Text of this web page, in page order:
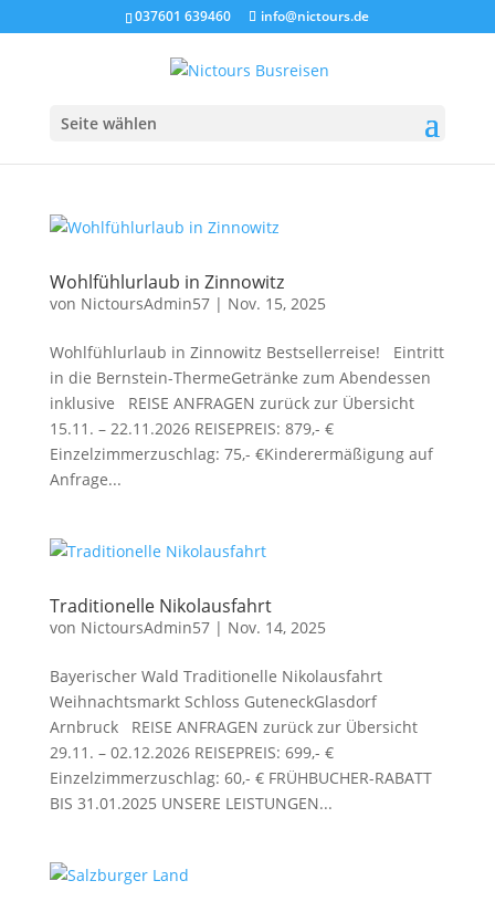
037601 639460 info@nictours.de
Seite wählen
Wohlfühlurlaub in Zinnowitz
von NictoursAdmin57| Nov. 15, 2025
Wohlfühlurlaub in Zinnowitz Bestsellerreise! Eintritt
in die Bernstein-ThermeGetränke zum Abendessen
inklusive REISE ANFRAGEN zurück zur Übersicht
15.11. – 22.11.2026 REISEPREIS: 879,- €
Einzelzimmerzuschlag: 75,- €Kinderermäßigung auf
Anfrage...
Traditionelle Nikolausfahrt
von NictoursAdmin57| Nov. 14, 2025
Bayerischer Wald Traditionelle Nikolausfahrt
Weihnachtsmarkt Schloss GuteneckGlasdorf
Arnbruck REISE ANFRAGEN zurück zur Übersicht
29.11. – 02.12.2026 REISEPREIS: 699,- €
Einzelzimmerzuschlag: 60,- € FRÜHBUCHER-RABATT
BIS 31.01.2025 UNSERE LEISTUNGEN...